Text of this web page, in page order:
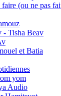
faire (ou ne pas
- Tisha Beav
et Batia
yom
Audio